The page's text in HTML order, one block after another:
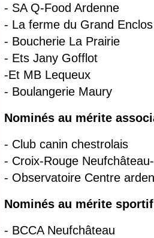
- SA Q-Food Ardenne
- La ferme du Grand
- Boucherie La Prairie
- Ets Jany Gofflot
-Et MB Lequeux
- Boulangerie Maury
Nominés au mérite
- Club canin chestrolais
- Croix-Rouge
- Observatoire Centre
Nominés au mérite
- BCCA Neufchâteau